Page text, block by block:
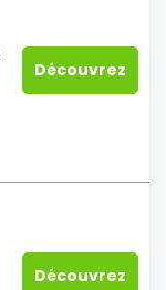
Découvrez
Découvrez